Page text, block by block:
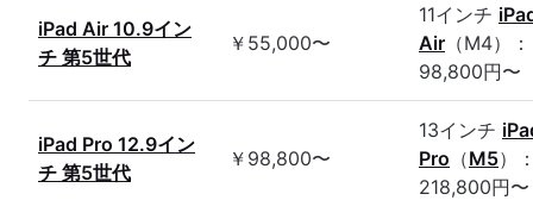
iPad Air 10.9イン
チ 第5世代
￥55,000〜
11インチ
Air （M4）：
98,800円〜
iPad Pro 12.9イン
チ 第5世代
￥98,800〜
13インチ
Pro （M5）
218,800円〜